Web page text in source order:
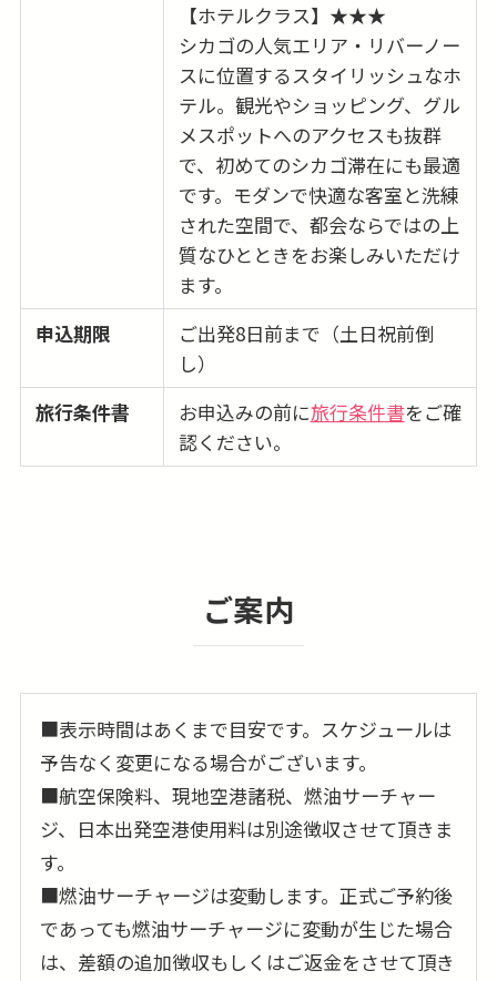
【ホテルクラス】★★★
シカゴの人気エリア・リバーノー
スに位置するスタイリッシュなホ
テル。観光やショッピング、グル
メスポットへのアクセスも抜群
で、初めてのシカゴ滞在にも最適
です。モダンで快適な客室と洗練
された空間で、都会ならではの上
質なひとときをお楽しみいただけ
ます。
申込期限
ご出発8日前まで（土日祝前倒
し）
旅行条件書
お申込みの前に旅行条件書をご確
認ください。
ご案内
■表示時間はあくまで目安です。スケジュールは
予告なく変更になる場合がございます。
■航空保険料、現地空港諸税、燃油サーチャー
ジ、日本出発空港使用料は別途徴収させて頂きま
す。
■燃油サーチャージは変動します。正式ご予約後
であっても燃油サーチャージに変動が生じた場合
は、差額の追加徴収もしくはご返金をさせて頂き